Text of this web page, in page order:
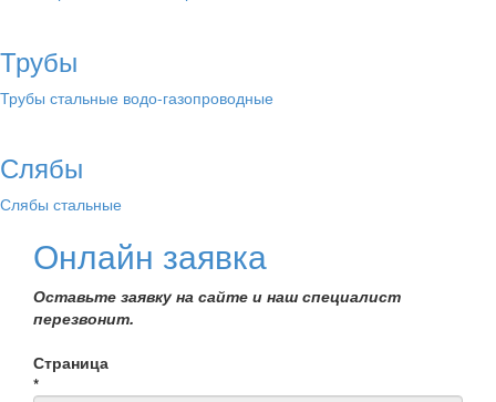
Трубы
Трубы стальные водо-газопроводные
Слябы
Слябы стальные
Онлайн заявка
Оставьте заявку на сайте и наш специалист
перезвонит.
Страница
*